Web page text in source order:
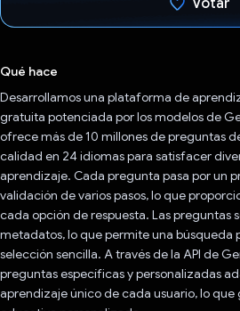
Votar
Qué hace
Desarrollamos una plataforma de
gratuita potenciada por los modelos de
ofrece más de 10 millones de preguntas
calidad en 24 idiomas para satisfacer
aprendizaje. Cada pregunta pasa por un
validación de varios pasos, lo que
cada opción de respuesta. Las preguntas
metadatos, lo que permite una búsqueda
selección sencilla. A través de la API de
preguntas específicas y personalizadas
aprendizaje único de cada usuario, lo